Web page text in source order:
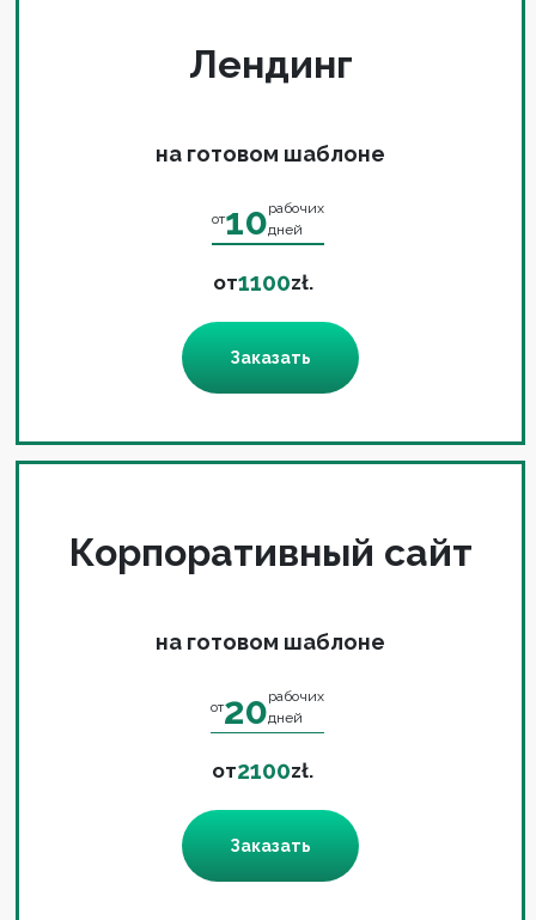
Лендинг
на готовом шаблоне
от10рабочих
дней
от1100zł.
Заказать
Корпоративный сайт
на готовом шаблоне
от20рабочих
дней
от2100zł.
Заказать